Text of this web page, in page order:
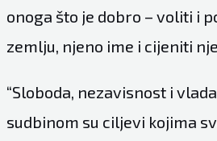
onoga što je dobro – voliti i
zemlju, njeno ime i cijeniti
“Sloboda, nezavisnost i
sudbinom su ciljevi kojima